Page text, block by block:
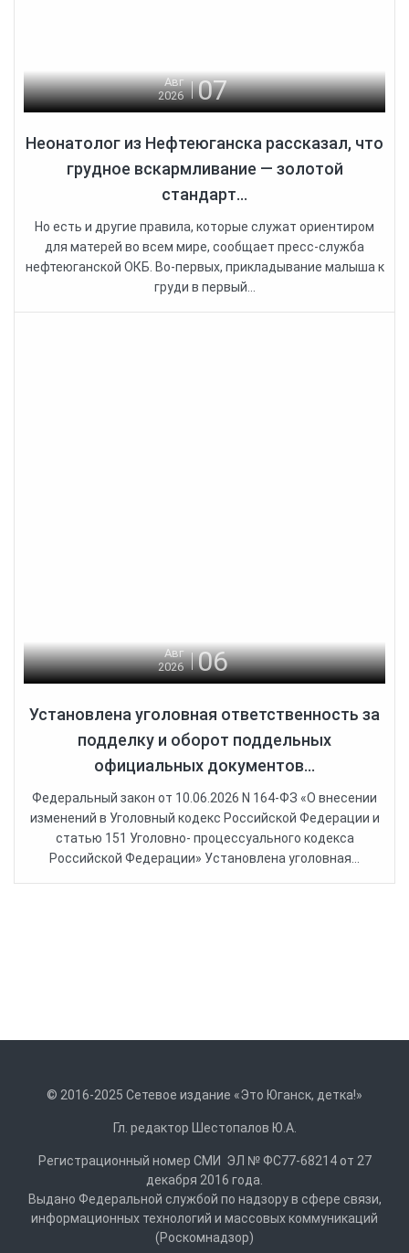
Авг
2026
07
Неонатолог из Нефтеюганска рассказал, что
грудное вскармливание — золотой
стандарт...
Но есть и другие правила, которые служат ориентиром
для матерей во всем мире, сообщает пресс-служба
нефтеюганской ОКБ. Во-первых, прикладывание малыша к
груди в первый...
Авг
2026
06
Установлена уголовная ответственность за
подделку и оборот поддельных
официальных документов...
Федеральный закон от 10.06.2026 N 164-ФЗ «О внесении
изменений в Уголовный кодекс Российской Федерации и
статью 151 Уголовно- процессуального кодекса
Российской Федерации» Установлена уголовная...
© 2016-2025 Сетевое издание «Это Юганск, детка!»
Гл. редактор Шестопалов Ю.А.
Регистрационный номер СМИ ЭЛ № ФС77-68214 от 27
декабря 2016 года.
Выдано Федеральной службой по надзору в сфере связи,
информационных технологий и массовых коммуникаций
(Роскомнадзор)